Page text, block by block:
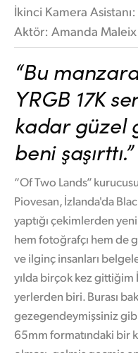
İkinci Kamera
Aktör: Amanda Maleix
“Bu
YRGB 17K
kadar güzel
beni şaşırttı.”
“Of Two Lands”
Piovesan, İzlanda'da
yaptığı çekimlerden
hem fotoğrafçı hem de
ve ilginç insanları
yılda birçok kez
yerlerden biri. Burası
gezegendeymişsiniz
65mm formatındaki bir